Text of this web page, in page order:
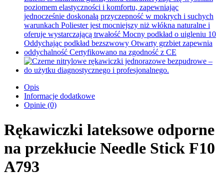
Opis
Informacje dodatkowe
Opinie (0)
Rękawiczki lateksowe odporne
na przekłucie Needle Stick F10
A793